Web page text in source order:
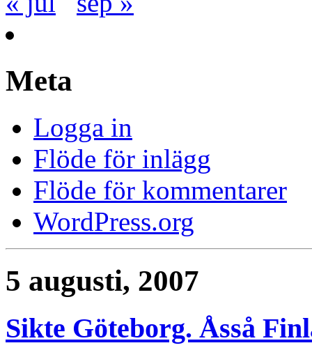
Meta
Logga in
Flöde för inlägg
Flöde för kommentarer
WordPress.org
5 augusti, 2007
Sikte Göteborg. Åsså